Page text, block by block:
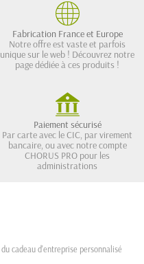
Fabrication France et Europe
Notre offre est vaste et parfois
unique sur le web ! Découvrez notre
page dédiée à ces produits !
Paiement sécurisé
Par carte avec le CIC, par virement
bancaire, ou avec notre compte
CHORUS PRO pour les
administrations
cadeau d'entreprise personnalisé